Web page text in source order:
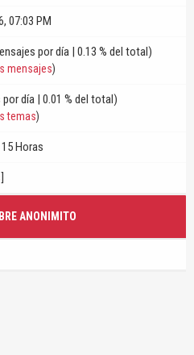
07:03 PM
por día | 0.13 % del total)
mensajes)
día | 0.01 % del total)
temas)
Horas
]
ANONIMITO